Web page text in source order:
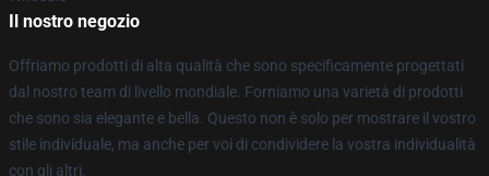
Il nostro negozio
Offriamo prodotti di alta qualità che sono specificamente progettati
dal nostro team di livello mondiale. Forniamo una varietà di prodotti
che sono sia elegante e bella. Questo non è solo per mostrare il vostro
stile individuale, ma anche per voi di condividere la vostra individualità
con gli altri.